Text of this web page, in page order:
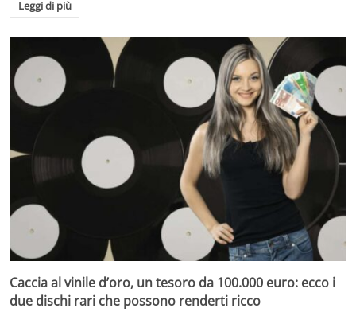
Leggi di più
Caccia al vinile d’oro, un tesoro da 100.000 euro: ecco i
due dischi rari che possono renderti ricco